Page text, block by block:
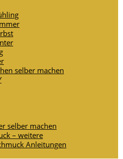
selber machen
selber machen
– weitere
Anleitungen